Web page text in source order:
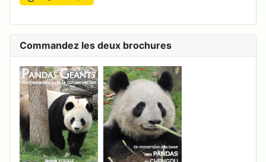
Commandez les deux brochures